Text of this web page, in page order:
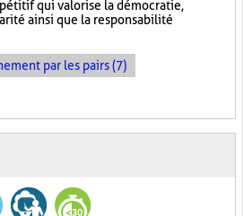
qui valorise la démocratie,
ainsi que la responsabilité
par les pairs (7)